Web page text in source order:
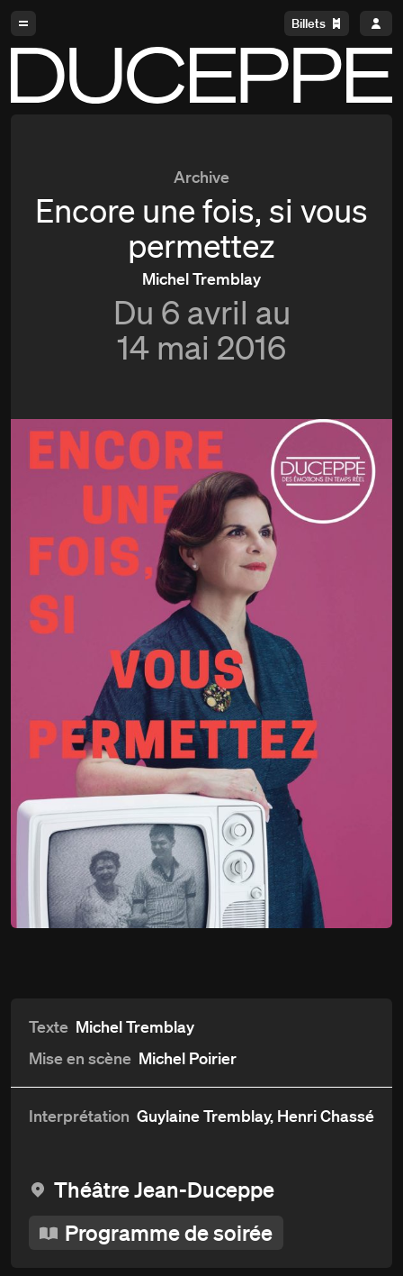
Billets
Archive
Encore une fois, si vous
permettez
Michel Tremblay
Du 6 avril au
14 mai 2016
Texte Michel Tremblay
Mise en scène Michel Poirier
Interprétation Guylaine Tremblay, Henri Chassé
Théâtre Jean-Duceppe
Programme de soirée